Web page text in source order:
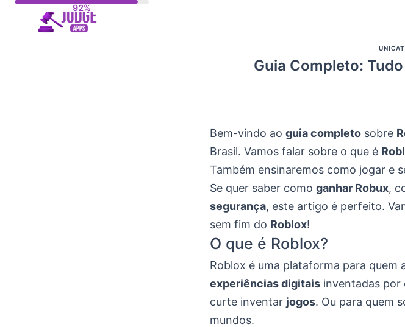
Guia Completo:
Bem-vindo ao guia completo sobre
Brasil. Vamos falar sobre o que é
Também ensinaremos como jogar e
Se quer saber como ganhar Robux,
segurança, este artigo é perfeito.
sem fim do Roblox!
O que é Roblox?
Roblox é uma plataforma para quem
experiências digitais inventadas por
curte inventar jogos. Ou para quem
mundos.